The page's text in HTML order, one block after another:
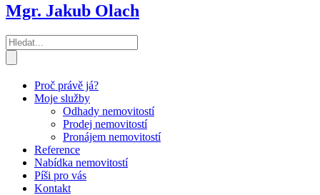
Mgr. Jakub Olach
Proč právě já?
Moje služby
Odhady nemovitostí
Prodej nemovitostí
Pronájem nemovitostí
Reference
Nabídka nemovitostí
Píši pro vás
Kontakt